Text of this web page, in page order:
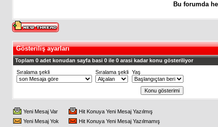
Bu forumda
Gösteriliş ayarları
Toplam 0 adet konudan sayfa basi 0 ile 0 arasi kadar konu gösteriliyor
Sıralama şekli
Sıralama şekli Yaş
Yeni Mesaj Var
Hit Konuya Yeni Mesaj Yazılmış
Yeni Mesaj Yok
Hit Konuya Yeni Mesaj Yazılmamış